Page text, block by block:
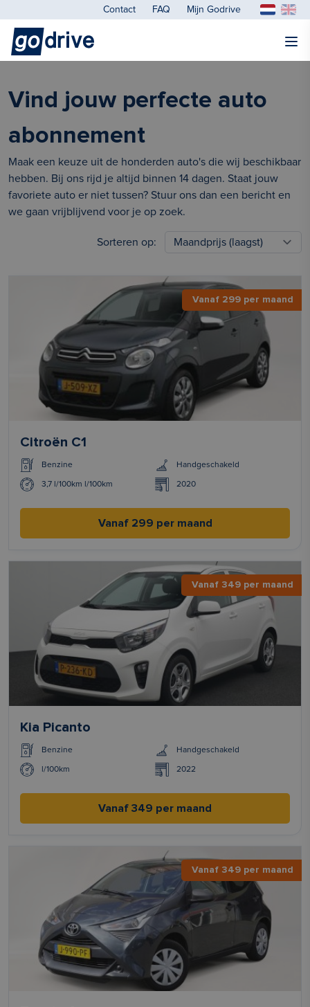
Contact FAQ Mijn Godrive
Vind jouw perfecte auto
abonnement
Maak een keuze uit de honderden auto's die wij beschikbaar
hebben. Bij ons rijd je altijd binnen 14 dagen. Staat jouw
favoriete auto er niet tussen? Stuur ons dan een bericht en
we gaan vrijblijvend voor je op zoek.
Sorteren op:
Vanaf 299 per maand
Citroën C1
Benzine Handgeschakeld
3,7 l/100km l/100km 2020
Vanaf 299 per maand
Vanaf 349 per maand
Kia Picanto
Benzine Handgeschakeld
l/100km 2022
Vanaf 349 per maand
Vanaf 349 per maand